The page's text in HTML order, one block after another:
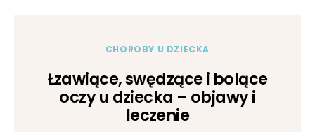
CHOROBY U DZIECKA
Łzawiące, swędzące i bolące
oczy u dziecka – objawy i
leczenie